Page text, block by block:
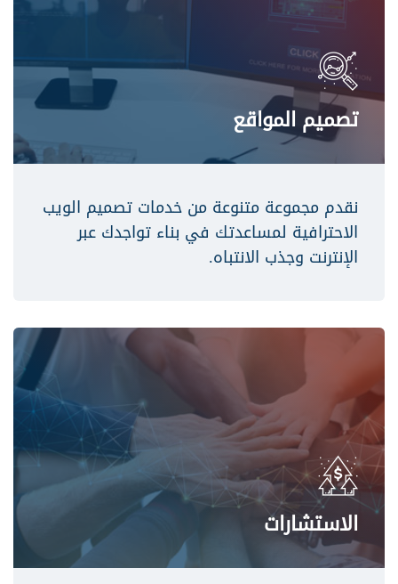
تصميم المواقع
نقدم مجموعة متنوعة من خدمات تصميم الويب
الاحترافية لمساعدتك في بناء تواجدك عبر
الإنترنت وجذب الانتباه.
الاستشارات